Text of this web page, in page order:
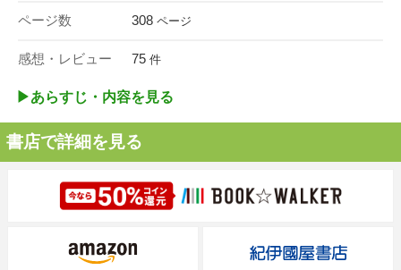
ページ数 308 ページ
感想・レビュー 75 件
▶︎あらすじ・内容を見る
書店で詳細を見る